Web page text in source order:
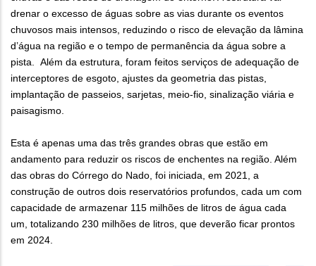
drenar o excesso de águas sobre as vias durante os eventos
chuvosos mais intensos, reduzindo o risco de elevação da lâmina
d’água na região e o tempo de permanência da água sobre a
pista. Além da estrutura, foram feitos serviços de adequação de
interceptores de esgoto, ajustes da geometria das pistas,
implantação de passeios, sarjetas, meio-fio, sinalização viária e
paisagismo.
Esta é apenas uma das três grandes obras que estão em
andamento para reduzir os riscos de enchentes na região. Além
das obras do Córrego do Nado, foi iniciada, em 2021, a
construção de outros dois reservatórios profundos, cada um com
capacidade de armazenar 115 milhões de litros de água cada
um, totalizando 230 milhões de litros, que deverão ficar prontos
em 2024.